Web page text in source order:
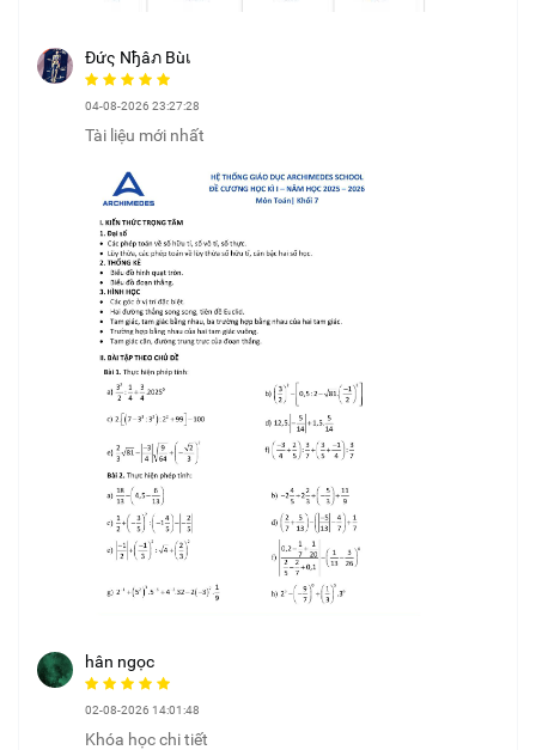
Đứς Nђâภ Bùเ
04-08-2026 23:27:28
Tài liệu mới nhất
hân ngọc
02-08-2026 14:01:48
Khóa học chi tiết